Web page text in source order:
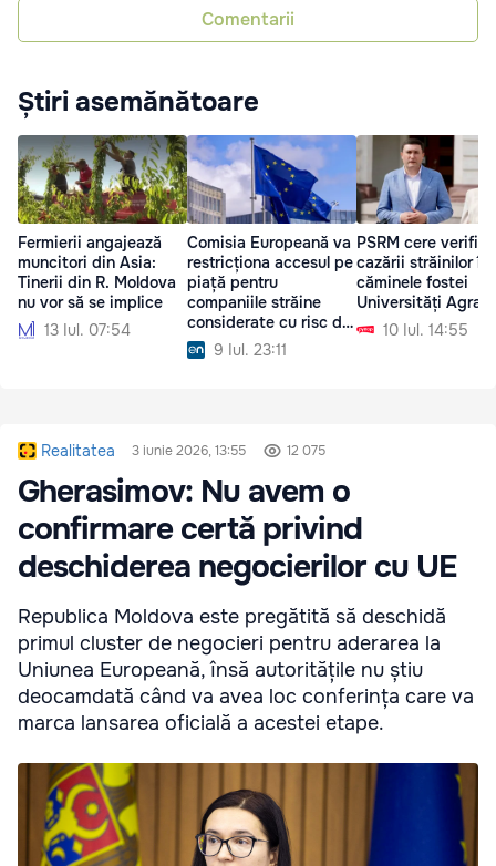
Comentarii
Știri asemănătoare
Fermierii angajează
muncitori din Asia:
Tinerii din R. Moldova
nu vor să se implice
13 Iul. 07:54
Comisia Europeană va
restricționa accesul pe
piață pentru
companiile străine
considerate cu risc de
interferență
9 Iul. 23:11
PSRM cere
cazării străinilor în
căminele fostei
Universități Agrare
10 Iul. 14:55
Realitatea 3 iunie 2026, 13:55 12 075
Gherasimov: Nu avem o
confirmare certă privind
deschiderea negocierilor cu UE
Republica Moldova este pregătită să deschidă
primul cluster de negocieri pentru aderarea la
Uniunea Europeană, însă autoritățile nu știu
deocamdată când va avea loc conferința care va
marca lansarea oficială a acestei etape.